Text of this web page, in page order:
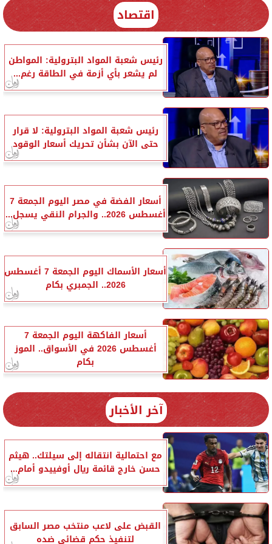
اقتصاد
رئيس شعبة المواد البترولية: المواطن
لم يشعر بأي أزمة في الطاقة رغم...
رئيس شعبة المواد البترولية: لا قرار
حتى الآن بشأن تحريك أسعار الوقود
أسعار الفضة في مصر اليوم الجمعة 7
أغسطس 2026.. والجرام النقي يسجل...
أسعار الأسماك اليوم الجمعة 7 أغسطس
2026.. الجمبري بكام
أسعار الفاكهة اليوم الجمعة 7
أغسطس 2026 في الأسواق.. الموز
بكام
آخر الأخبار
مع احتمالية انتقاله إلى سيلتك.. هيثم
حسن خارج قائمة ريال أوفييدو أمام...
القبض على لاعب منتخب مصر السابق
لتنفيذ حكم قضائي ضده